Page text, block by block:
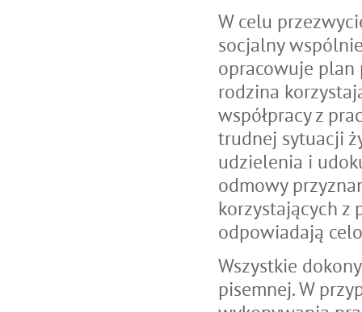
W celu
socjalny
opracowuje plan
rodzina
współpracy z
trudnej sytuacji
udzielenia i
odmowy
korzystających z
odpowiadają
Wszystkie
pisemnej. W